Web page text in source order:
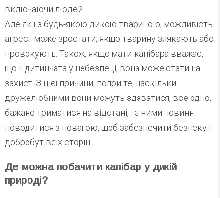
включаючи людей.
Але як і з будь-якою дикою твариною, можливість
агресії може зростати, якщо тварину злякають або
провокують. Також, якщо мати-капібара вважає,
що її дитинчата у небезпеці, вона може стати на
захист. З цієї причини, попри те, наскільки
дружелюбними вони можуть здаватися, все одно,
бажано триматися на відстані, і з ними повинні
поводитися з повагою, щоб забезпечити безпеку і
добробут всіх сторін.
Де можна побачити капібар у дикій
природі?